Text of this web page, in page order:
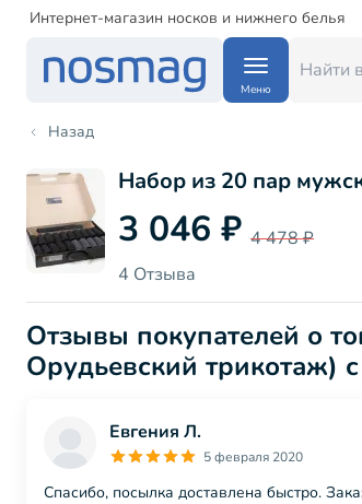
Интернет-магазин носков и нижнего белья
Меню
Назад
Набор из 20 пар
3 046 ₽ 4 478 ₽
4 Отзыва
Отзывы покупателей о
Орудьевский трикотаж)
Евгения Л.
5 февраля 2020
Спасибо, посылка доставлена быстро.